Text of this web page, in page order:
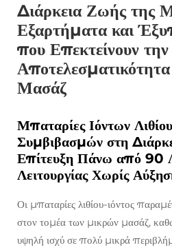
Διάρκεια Ζωής της
Εξαρτήματα και
που Επεκτείνουν την
Μασάζ
Μπαταρίες Ιόντων
Συμβιβασμών στη
Επίτευξη Πάνω από 90
Λειτουργίας Χωρίς
Οι μπαταρίες λιθίου-ιόντος
στον τομέα των μικρών μασάζ,
υψηλή ισχύ σε πολύ μικρά